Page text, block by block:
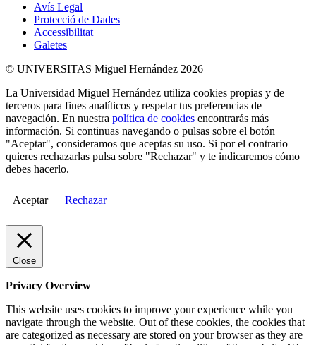
Avís Legal
Protecció de Dades
Accessibilitat
Galetes
© UNIVERSITAS Miguel Hernández 2026
La Universidad Miguel Hernández utiliza cookies propias y de
terceros para fines analíticos y respetar tus preferencias de
navegación. En nuestra política de cookies encontrarás más
información. Si continuas navegando o pulsas sobre el botón
"Aceptar", consideramos que aceptas su uso. Si por el contrario
quieres rechazarlas pulsa sobre "Rechazar" y te indicaremos cómo
debes hacerlo.
Aceptar Rechazar
Close
Privacy Overview
This website uses cookies to improve your experience while you
navigate through the website. Out of these cookies, the cookies that
are categorized as necessary are stored on your browser as they are